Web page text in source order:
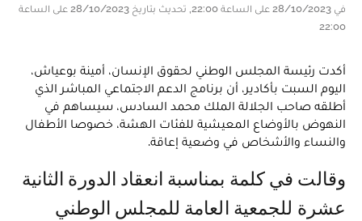
في 28/10/2023 على الساعة 22:00, تحديث بتاريخ 28/10/2023 على الساعة
22:00
أكدت رئيسة المجلس الوطني لحقوق الإنسان، أمينة بوعياش،
اليوم السبت بأكادير، أن برنامج الدعم الاجتماعي المباشر الذي
أطلقه صاحب الجلالة الملك محمد السادس، سيساهم في
النهوض بالأوضاع المعيشية للفئات الهشة، خصوصا الأطفال
والنساء والأشخاص في وضعية إعاقة.
وقالت في كلمة بمناسبة انعقاد الدورة الثانية
عشرة للجمعية العامة للمجلس الوطني